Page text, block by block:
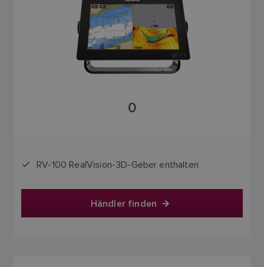
0
RV-100 RealVision-3D-Geber enthalten
Händler finden